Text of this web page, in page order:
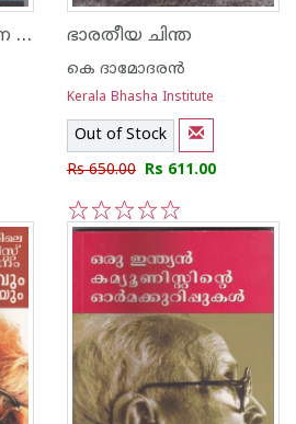
എന്റെ സത്യാന്വേഷണ പരീക്ഷണങ്ങള്‍ ഭാരതീയ ചിന്ത
കെ ദാമോദരന്‍
Kerala Bhasha Institute
Out of Stock
Rs 650.00 Rs 611.00
5
4
3
2
1